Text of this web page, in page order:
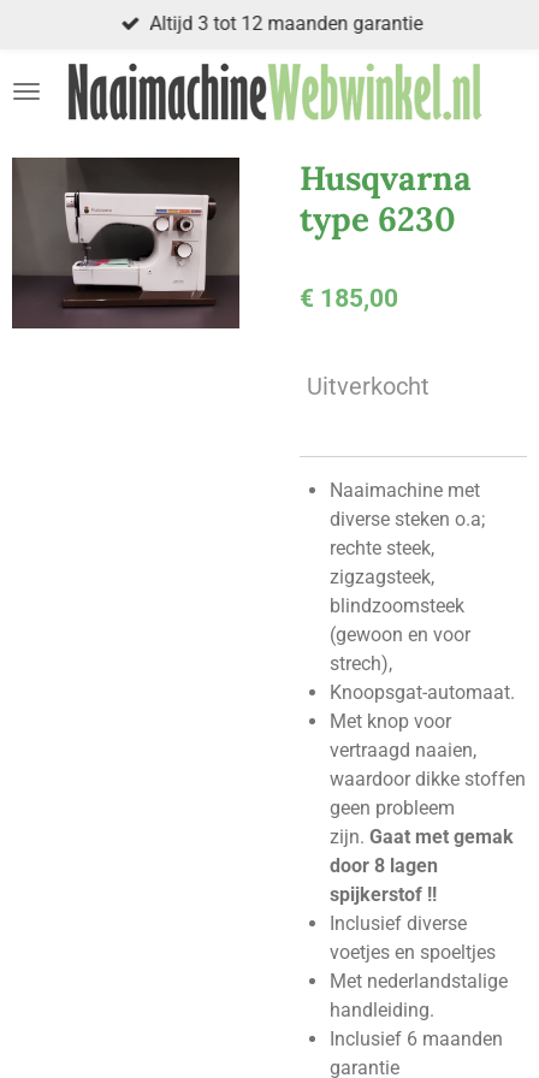
naar
Altijd 3 tot 12 maanden garantie
Husqvarna
type 6230
€ 185,00
Uitverkocht
Naaimachine met
diverse steken o.a;
rechte steek,
zigzagsteek,
blindzoomsteek
(gewoon en voor
strech),
Knoopsgat-automaat.
Met knop voor
vertraagd naaien,
waardoor dikke stoffen
geen probleem
zijn. Gaat met gemak
door 8 lagen
spijkerstof !!
Inclusief diverse
voetjes en spoeltjes
Met nederlandstalige
handleiding.
Inclusief 6 maanden
garantie